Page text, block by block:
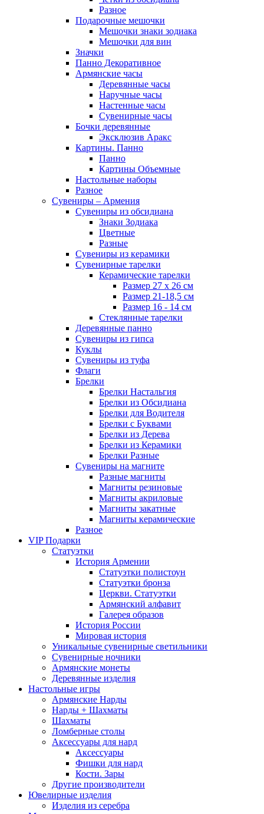
Разное
Подарочные мешочки
Мешочки знаки зодиака
Мешочки для вин
Значки
Панно Декоративное
Армянские часы
Деревянные часы
Наручные часы
Настенные часы
Сувенирные часы
Бочки деревянные
Эксклюзив Аракс
Картины. Панно
Панно
Картины Объемные
Настольные наборы
Разное
Сувениры – Армения
Сувениры из обсидиана
Знаки Зодиака
Цветные
Разные
Сувениры из керамики
Сувенирные тарелки
Керамические тарелки
Размер 27 х 26 см
Размер 21-18,5 см
Размер 16 - 14 см
Стеклянные тарелки
Деревянные панно
Сувениры из гипса
Куклы
Сувениры из туфа
Флаги
Брелки
Брелки Настальгия
Брелки из Обсидиана
Брелки для Водителя
Брелки с Буквами
Брелки из Дерева
Брелки из Керамики
Брелки Разные
Сувениры на магните
Разные магниты
Магниты резиновые
Магниты акриловые
Магниты закатные
Магниты керамические
Разное
VIP Подарки
Статуэтки
История Армении
Статуэтки полистоун
Статуэтки бронза
Церкви. Статуэтки
Армянский алфавит
Галерея образов
История России
Мировая история
Уникальные сувенирные светильники
Сувенирные ночники
Армянские монеты
Деревянные изделия
Настольные игры
Армянские Нарды
Нарды + Шахматы
Шахматы
Ломберные столы
Аксессуары для нард
Аксессуары
Фишки для нард
Кости. Зары
Другие производители
Ювелирные изделия
Изделия из серебра